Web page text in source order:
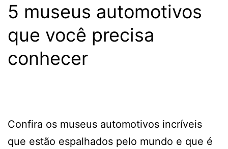
5 museus automotivos
que você precisa
conhecer
Confira os museus automotivos incríveis
que estão espalhados pelo mundo e que é